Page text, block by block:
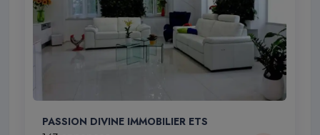
PASSION DIVINE IMMOBILIER ETS